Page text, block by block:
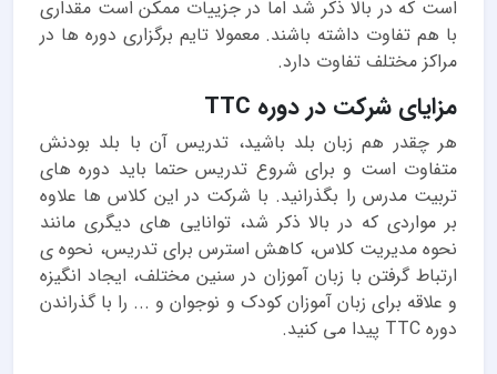
است که در بالا ذکر شد اما در جزییات ممکن است مقداری
با هم تفاوت داشته باشند. معمولا تایم برگزاری دوره ها در
مراکز مختلف تفاوت دارد.
مزایای شرکت در دوره TTC
هر چقدر هم زبان بلد باشید، تدریس آن با بلد بودنش
متفاوت است و برای شروع تدریس حتما باید دوره های
تربیت مدرس را بگذرانید. با شرکت در این کلاس ها علاوه
بر مواردی که در بالا ذکر شد، توانایی های دیگری مانند
نحوه مدیریت کلاس، کاهش استرس برای تدریس، نحوه ی
ارتباط گرفتن با زبان آموزان در سنین مختلف، ایجاد انگیزه
و علاقه برای زبان آموزان کودک و نوجوان و ... را با گذراندن
دوره TTC پیدا می کنید.